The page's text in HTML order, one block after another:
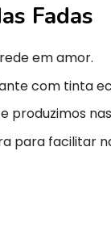
Fadas
em amor.
com tinta
produzimos
para facilitar